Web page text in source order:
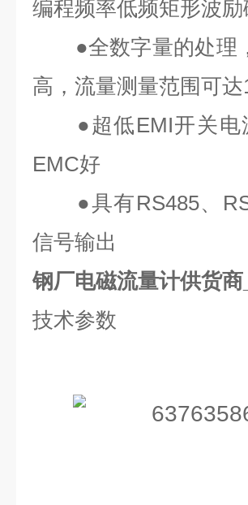
编程频率低频矩形波
●全数字量的处理
高，流量测量范围可达
●超低EMI开关电
EMC好
●具有RS485、
信号输出
钢厂电磁流量计供货
技术参数